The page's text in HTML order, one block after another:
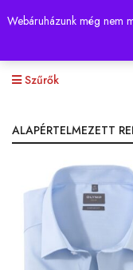
Webáruházunk még nem
Szűrők